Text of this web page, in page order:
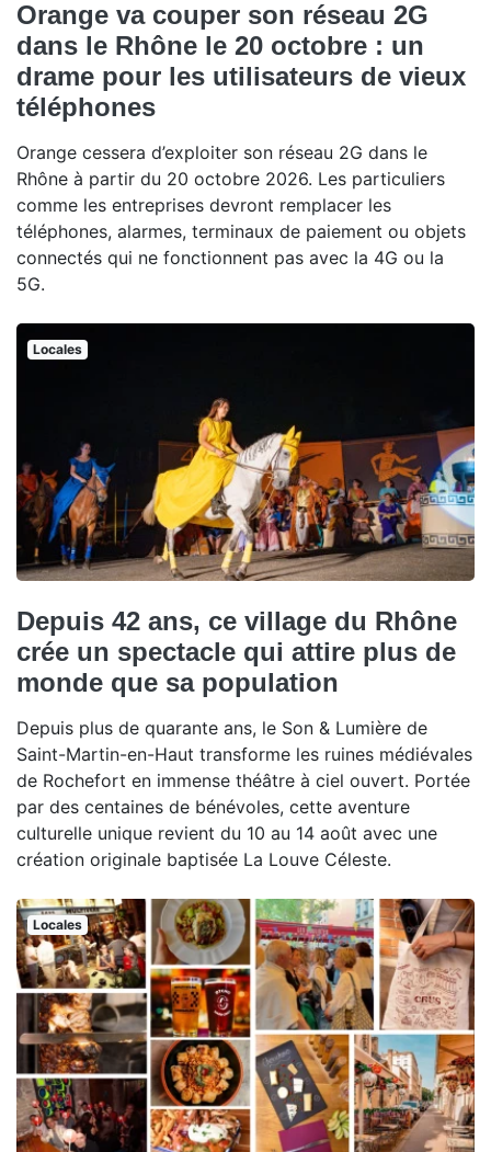
Orange va couper son réseau 2G
dans le Rhône le 20 octobre : un
drame pour les utilisateurs de vieux
téléphones
Orange cessera d’exploiter son réseau 2G dans le
Rhône à partir du 20 octobre 2026. Les particuliers
comme les entreprises devront remplacer les
téléphones, alarmes, terminaux de paiement ou objets
connectés qui ne fonctionnent pas avec la 4G ou la
5G.
Locales
Depuis 42 ans, ce village du Rhône
crée un spectacle qui attire plus de
monde que sa population
Depuis plus de quarante ans, le Son & Lumière de
Saint-Martin-en-Haut transforme les ruines médiévales
de Rochefort en immense théâtre à ciel ouvert. Portée
par des centaines de bénévoles, cette aventure
culturelle unique revient du 10 au 14 août avec une
création originale baptisée La Louve Céleste.
Locales